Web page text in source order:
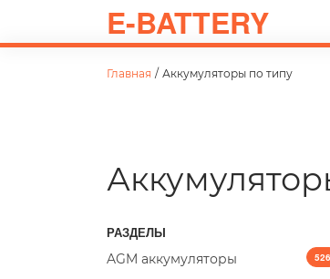
E-BATTERY
Главная / Аккумуляторы по типу
РАЗДЕЛЫ
AGM аккумуляторы
526